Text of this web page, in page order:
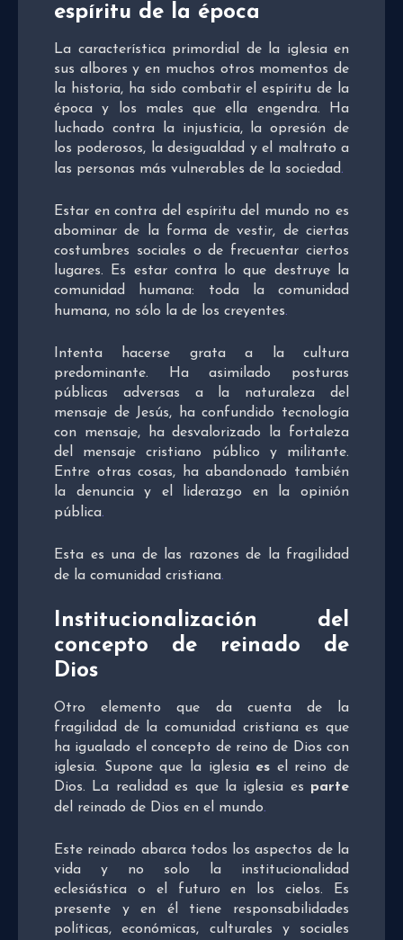
espíritu de la época
La característica primordial de la iglesia en
sus albores y en muchos otros momentos de
la historia, ha sido combatir el espíritu de la
época y los males que ella engendra. Ha
luchado contra la injusticia, la opresión de
los poderosos, la desigualdad y el maltrato a
las personas más vulnerables de la sociedad.
Estar en contra del espíritu del mundo no es
abominar de la forma de vestir, de ciertas
costumbres sociales o de frecuentar ciertos
lugares. Es estar contra lo que destruye la
comunidad humana: toda la comunidad
humana, no sólo la de los creyentes.
Intenta hacerse grata a la cultura
predominante. Ha asimilado posturas
públicas adversas a la naturaleza del
mensaje de Jesús, ha confundido tecnología
con mensaje, ha desvalorizado la fortaleza
del mensaje cristiano público y militante.
Entre otras cosas, ha abandonado también
la denuncia y el liderazgo en la opinión
pública.
Esta es una de las razones de la fragilidad
de la comunidad cristiana.
Institucionalización del
concepto de reinado de
Dios
Otro elemento que da cuenta de la
fragilidad de la comunidad cristiana es que
ha igualado el concepto de reino de Dios con
iglesia. Supone que la iglesia es el reino de
Dios. La realidad es que la iglesia es parte
del reinado de Dios en el mundo.
Este reinado abarca todos los aspectos de la
vida y no solo la institucionalidad
eclesiástica o el futuro en los cielos. Es
presente y en él tiene responsabilidades
políticas, económicas, culturales y sociales